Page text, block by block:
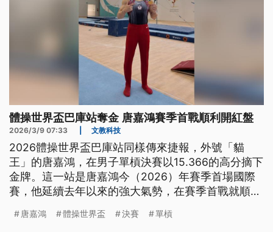
體操世界盃巴庫站奪金 唐嘉鴻賽季首戰順利開紅盤
2026/3/9 07:33 文教科技
2026體操世界盃巴庫站同樣傳來捷報，外號「貓
王」的唐嘉鴻，在男子單槓決賽以15.366的高分摘下
金牌。這一站是唐嘉鴻今（2026）年賽季首場國際
賽，他延續去年以來的強大氣勢，在賽季首戰就順利
唐嘉鴻 體操世界盃 決賽 單槓